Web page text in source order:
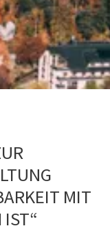
MIT
IST“